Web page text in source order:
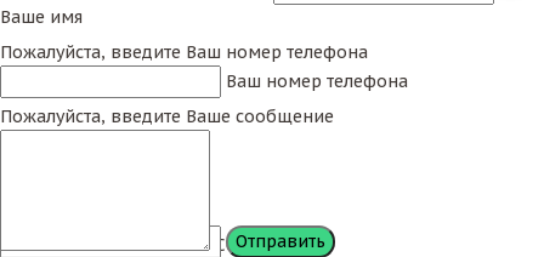
Ваше имя
Пожалуйста, введите Ваш номер телефона
Ваш номер телефона
Пожалуйста, введите Ваше сообщение
Сообщение